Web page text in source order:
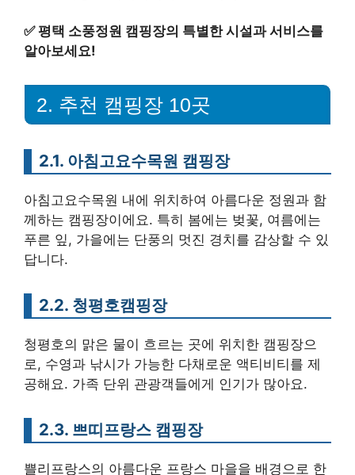
✅평택 소풍정원 캠핑장의 특별한 시설과 서비스를
알아보세요!
2. 추천 캠핑장 10곳
2.1. 아침고요수목원 캠핑장
아침고요수목원 내에 위치하여 아름다운 정원과 함
께하는 캠핑장이에요. 특히 봄에는 벚꽃, 여름에는
푸른 잎, 가을에는 단풍의 멋진 경치를 감상할 수 있
답니다.
2.2. 청평호캠핑장
청평호의 맑은 물이 흐르는 곳에 위치한 캠핑장으
로, 수영과 낚시가 가능한 다채로운 액티비티를 제
공해요. 가족 단위 관광객들에게 인기가 많아요.
2.3. 쁘띠프랑스 캠핑장
쁠리프랑스의 아름다운 프랑스 마을을 배경으로 한